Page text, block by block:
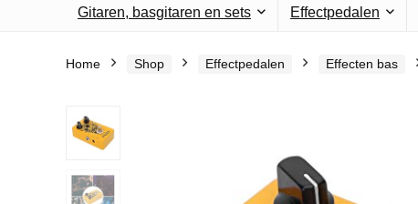
Gitaren, basgitaren en sets Effectpedalen
Home Shop Effectpedalen Effecten bas